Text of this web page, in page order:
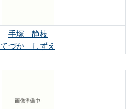
手塚 静枝
てづか しずえ